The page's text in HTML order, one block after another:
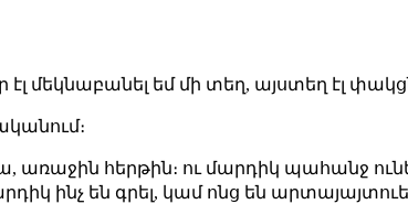
մեկնաբանել եմ մի տեղ, այստեղ էլ
հերթին։ ու մարդիկ պահանջ
ինչ են գրել, կամ ոնց են